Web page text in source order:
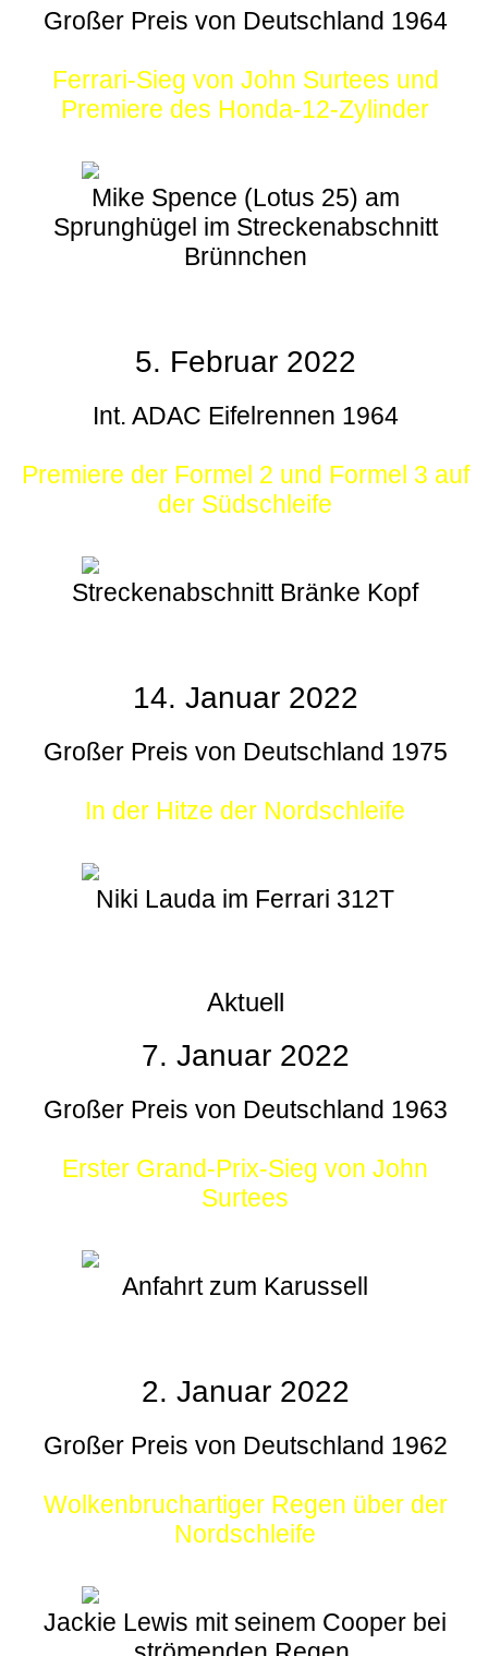
Großer Preis von Deutschland 1964
Ferrari-Sieg von John Surtees und
Premiere des Honda-12-Zylinder
Mike Spence (Lotus 25) am
Sprunghügel im Streckenabschnitt
Brünnchen
5. Februar 2022
Int. ADAC Eifelrennen 1964
Premiere der Formel 2 und Formel 3 auf
der Südschleife
Streckenabschnitt Bränke Kopf
14. Januar 2022
Großer Preis von Deutschland 1975
In der Hitze der Nordschleife
Niki Lauda im Ferrari 312T
Aktuell
7. Januar 2022
Großer Preis von Deutschland 1963
Erster Grand-Prix-Sieg von John
Surtees
Anfahrt zum Karussell
2. Januar 2022
Großer Preis von Deutschland 1962
Wolkenbruchartiger Regen über der
Nordschleife
Jackie Lewis mit seinem Cooper bei